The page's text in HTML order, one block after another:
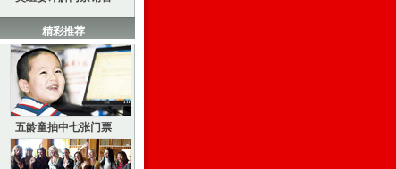
精彩推荐
五龄童抽中七张门票